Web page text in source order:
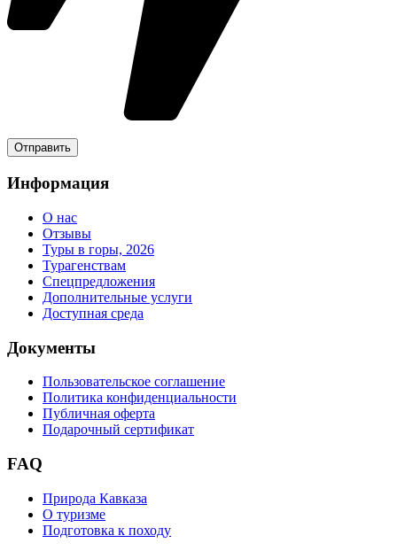
Информация
О нас
Отзывы
Туры в горы, 2026
Турагенствам
Спецпредложения
Дополнительные услуги
Доступная среда
Документы
Пользовательское соглашение
Политика конфиденциальности
Публичная оферта
Подарочный сертификат
FAQ
Природа Кавказа
О туризме
Подготовка к походу